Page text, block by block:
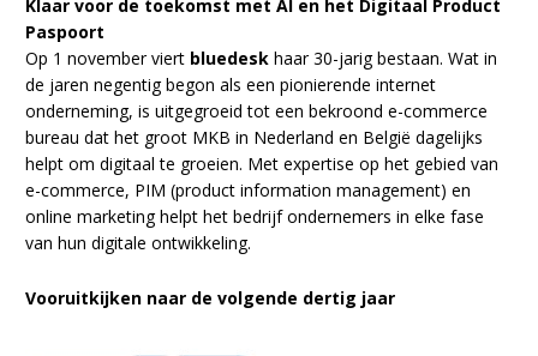
Klaar voor de toekomst met AI en het Digitaal Product
Paspoort
Op 1 november viert bluedesk haar 30-jarig bestaan. Wat in
de jaren negentig begon als een pionierende internet
onderneming, is uitgegroeid tot een bekroond e-commerce
bureau dat het groot MKB in Nederland en België dagelijks
helpt om digitaal te groeien. Met expertise op het gebied van
e-commerce, PIM (product information management) en
online marketing helpt het bedrijf ondernemers in elke fase
van hun digitale ontwikkeling.
Vooruitkijken naar de volgende dertig jaar